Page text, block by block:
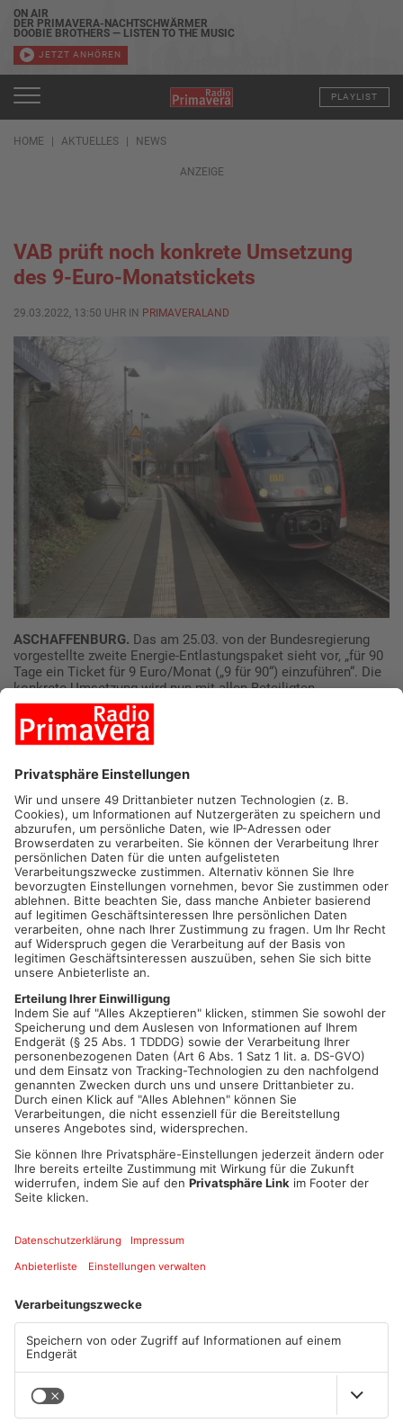
ON AIR
DER PRIMAVERA-NACHTSCHWÄRMER
DOOBIE BROTHERS — LISTEN TO THE MUSIC
JETZT ANHÖREN
PLAYLIST
HOME AKTUELLES NEWS
ANZEIGE
VAB prüft noch konkrete Umsetzung
des 9-Euro-Monatstickets
29.03.2022, 13:50 UHR IN PRIMAVERALAND
ASCHAFFENBURG. Das am 25.03. von der Bundesregierung
vorgestellte zweite Energie-Entlastungspaket sieht vor, „für 90
Tage ein Ticket für 9 Euro/Monat („9 für 90“) einzuführen“. Die
konkrete Umsetzung wird nun mit allen Beteiligten
abgestimmt. Die Verkehrsgemeinschaft am Bayerischen
Untermain (VAB) wird sich mit den Verkehrsunternehmen im
Verbund verständigen, um das Ticket nach der noch
einheitlich umzusetzen. Ebenso ist eine deutschlandweite
Abstimmung über die entsprechenden Verbände sinnvoll.
Derzeit wird im Sinne aller Fahrgäste an der zeitnahen
Umsetzung des Energie-Entlastungspakets beziehungsweise
des 9-Euro-Monatstickets im öffentlichen Personennahverkehr
gearbeitet. Aus unserer Sicht ist klar, dass auch
Abonnentinnen und Abonnenten vom neuen Angebot
profitieren müssen. Daher möchten wir alle Kundinnen und
Kunden bitten, ihre Abos nicht zu kündigen, sondern unsere
Kommunikation abzuwarten. Wir bitten hier um etwas Geduld.
Sobald die Rahmenbedingungen geklärt sind und die
Angebotsgestaltung finalisiert ist, werden die VAB und ihre
Partner die Kund:innen und insbesondere die Abonnent:innen
über das weitere Vorgehen informieren.
Das Kundencenter am Regionalen Omnibusbahnhof in
Aschaffenburg ist für Sie Montag bis Freitag von 08:00 Uhr bis
18:00 Uhr geöffnet und unter der Telefonnummer 06021 150
6666 erreichbar.
Das Kundencenter der Kahlgrund-Verkehrs-Gesellschaft mbH
in Schöllkrippen ist Montag bis Freitag von 08:30 Uhr bis 17:00
Uhr für Sie geöffnet und unter der Telefonnummer 06021 655-
120 erreichbar.
Alle aktuellen Informationen erhalten Sie auch unter www.vab-
info.de.
ANZEIGE